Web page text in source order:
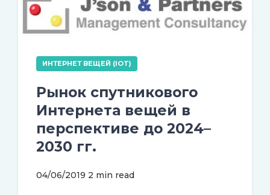
ИНТЕРНЕТ ВЕЩЕЙ (IOT)
Рынок спутникового
Интернета вещей в
перспективе до 2024–
2030 гг.
04/06/2019 2 min read